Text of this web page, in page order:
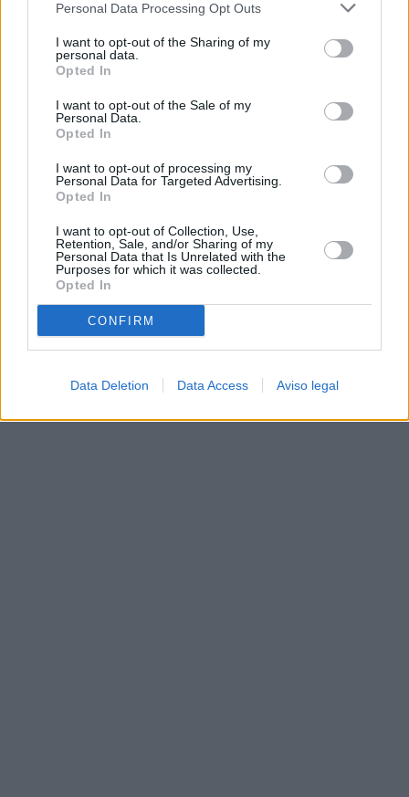
negar su consentimiento. Tenga en cuenta que algún
de su consentimiento, pero usted tiene el derecho de
rechazar tal procesamiento. Sus preferencias se aplicarán
cualquier momento entrando de nuevo en este sitio web o
visitando nuestra política de privacidad.
Personal Data Processing Opt Outs
I want to opt-out of the Sharing of my
personal data.
Opted In
I want to opt-out of the Sale of my
Personal Data.
Opted In
I want to opt-out of processing my
Personal Data for Targeted Advertising.
Opted In
I want to opt-out of Collection, Use,
Retention, Sale, and/or Sharing of my
Personal Data that Is Unrelated with the
Purposes for which it was collected.
Opted In
CONFIRM
Data Deletion Data Access Aviso legal